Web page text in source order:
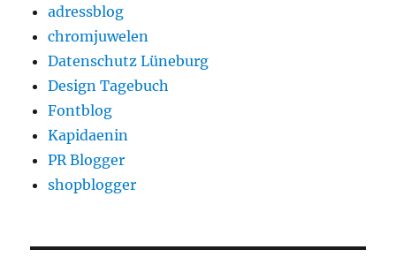
adressblog
chromjuwelen
Datenschutz Lüneburg
Design Tagebuch
Fontblog
Kapidaenin
PR Blogger
shopblogger